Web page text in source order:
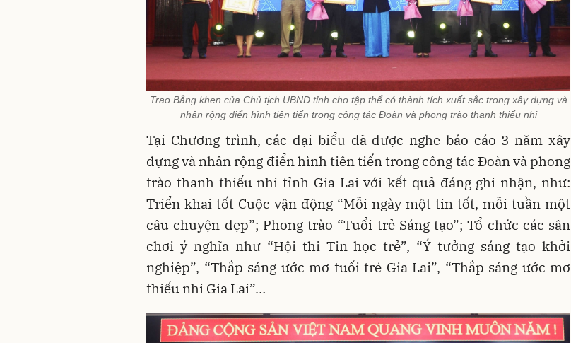
Trao Bằng khen của Chủ tịch UBND tỉnh cho tập thể có thành tích xuất sắc trong xây dựng và
nhân rộng điển hình tiên tiến trong công tác Đoàn và phong trào thanh thiếu nhi
Tại Chương trình, các đại biểu đã được nghe báo cáo 3 năm xây
dựng và nhân rộng điển hình tiên tiến trong công tác Đoàn và phong
trào thanh thiếu nhi tỉnh Gia Lai với kết quả đáng ghi nhận, như:
Triển khai tốt Cuộc vận động “Mỗi ngày một tin tốt, mỗi tuần một
câu chuyện đẹp”; Phong trào “Tuổi trẻ Sáng tạo”; Tổ chức các sân
chơi ý nghĩa như “Hội thi Tin học trẻ”, “Ý tưởng sáng tạo khởi
nghiệp”, “Thắp sáng ước mơ tuổi trẻ Gia Lai”, “Thắp sáng ước mơ
thiếu nhi Gia Lai”…